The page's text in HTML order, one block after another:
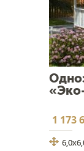
1 173